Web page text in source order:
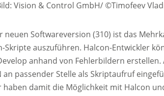
Vision & Control GmbH/ ©Timofeev
neuen Softwareversion (310) ist das
Skripte auszuführen. Halcon-Entwickler
anhand von Fehlerbildern
an passender Stelle als Skriptaufruf
haben damit die Möglichkeit mit Halcon